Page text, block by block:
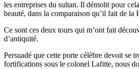
les entreprises du sultan. Il démolit pour
beauté, dans la comparaison qu’il fait de la
Ce sont ces deux tours qui m’ont fait
d’antiquité.
Persuadé que cette porte célèbre devoit se
fortifications sous le colonel Lafitte, nous